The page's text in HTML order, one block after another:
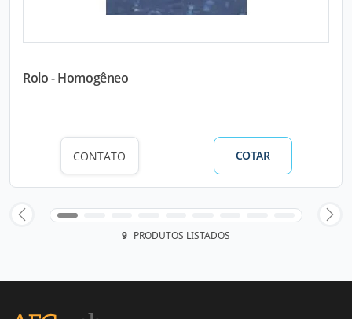
Rolo - Homogêneo
CONTATO COTAR
9 PRODUTOS LISTADOS